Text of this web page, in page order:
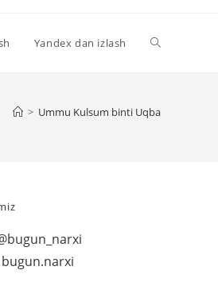
Yandex dan izlash
> Ummu Kulsum binti Uqba
bugun.narxi